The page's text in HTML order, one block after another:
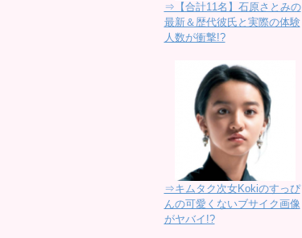
⇒【合計11名】石原さとみの
最新＆歴代彼氏と実際の体験
人数が衝撃!?
⇒キムタク次女Kokiのすっぴ
んの可愛くないブサイク画像
がヤバイ!?